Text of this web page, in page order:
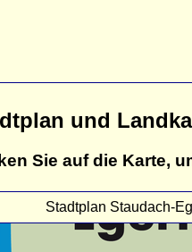
und
Sie auf die Karte,
Stadtplan Staudach-